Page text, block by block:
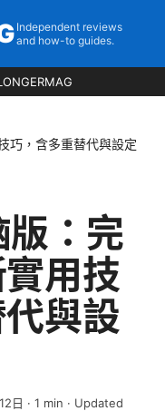
Independent reviews
and how-to guides.
巧，含多重替代與設定
：完
用技
與設
日 · 1 min · Updated